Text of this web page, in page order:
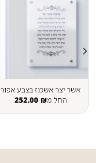
אשר יצר אשכנז בצבע אפור
החל מ
252.00 ₪